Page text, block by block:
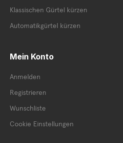
Klassischen Gürtel kürzen
Automatikgürtel kürzen
Mein Konto
Anmelden
Registrieren
Wunschliste
Cookie Einstellungen